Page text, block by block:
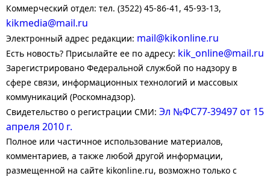
Коммерческий отдел: тел. (3522) 45-86-41, 45-93-13,
kikmedia@mail.ru
Электронный адрес редакции: mail@kikonline.ru
Есть новость? Присылайте ее по адресу: kik_online@mail.ru
Зарегистрировано Федеральной службой по надзору в
сфере связи, информационных технологий и массовых
коммуникаций (Роскомнадзор).
Свидетельство о регистрации СМИ: Эл №ФС77-39497 от 15
апреля 2010 г.
Полное или частичное использование материалов,
комментариев, а также любой другой информации,
размещенной на сайте kikonline.ru, возможно только с